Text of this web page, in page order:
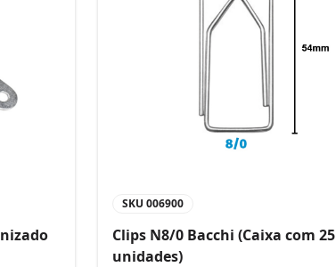
SKU 006900
Clips N8/0 Bacchi (Caixa com 25
unidades)